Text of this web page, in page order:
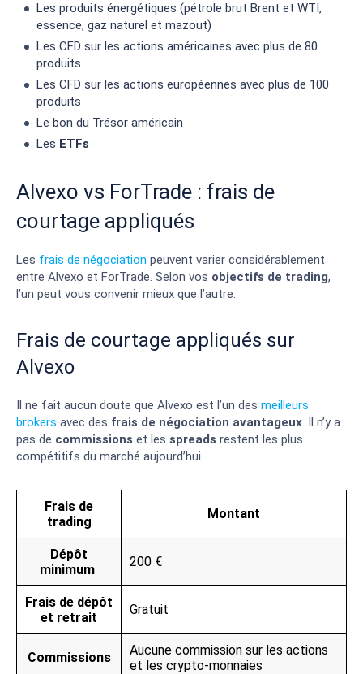
Les produits énergétiques (pétrole brut Brent et WTI,
essence, gaz naturel et mazout)
Les CFD sur les actions américaines avec plus de 80
produits
Les CFD sur les actions européennes avec plus de 100
produits
Le bon du Trésor américain
Les ETFs
Alvexo vs ForTrade : frais de
courtage appliqués
Les frais de négociation peuvent varier considérablement
entre Alvexo et ForTrade. Selon vos objectifs de trading,
l’un peut vous convenir mieux que l’autre.
Frais de courtage appliqués sur
Alvexo
Il ne fait aucun doute que Alvexo est l’un des meilleurs
brokers avec des frais de négociation avantageux. Il n’y a
pas de commissions et les spreads restent les plus
compétitifs du marché aujourd’hui.
Frais de
trading
Montant
Dépôt
minimum
200 €
Frais de dépôt
et retrait
Gratuit
Commissions
Aucune commission sur les actions
et les crypto-monnaies